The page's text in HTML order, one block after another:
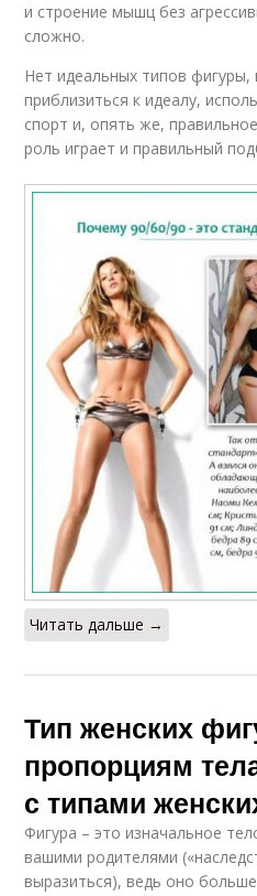
и строение мышц без
сложно.
Нет идеальных типов
приблизиться к идеалу,
спорт и, опять же,
роль играет и правильный
Читать дальше →
Тип женских
пропорциям
с типами
Фигура – это изначальное
вашими родителями
выразиться), ведь оно